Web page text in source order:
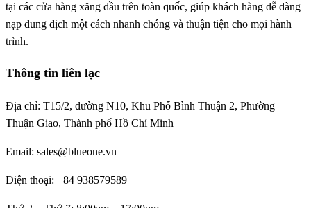
tại các cửa hàng xăng dầu trên toàn quốc, giúp khách hàng dễ dàng
nạp dung dịch một cách nhanh chóng và thuận tiện cho mọi hành
trình.
Thông tin liên lạc
Địa chỉ: T15/2, đường N10, Khu Phố Bình Thuận 2, Phường
Thuận Giao, Thành phố Hồ Chí Minh
Email: sales@blueone.vn
Điện thoại: +84 938579589